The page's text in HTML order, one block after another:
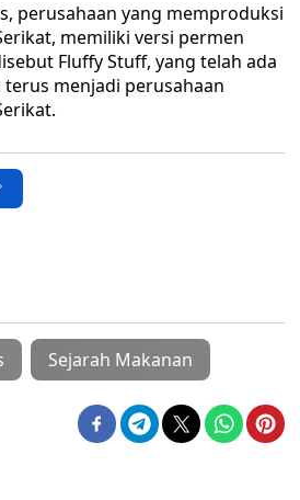
perusahaan yang memproduksi
memiliki versi permen
Fluffy Stuff, yang telah ada
menjadi perusahaan
Sejarah Makanan